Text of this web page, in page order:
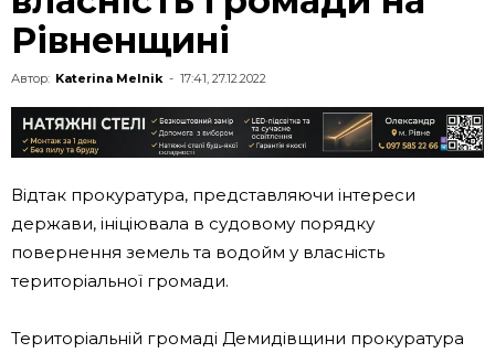
Рівненщині
Автор: Katerina Melnik - 17:41, 27.12.2022
Відтак прокуратура, представляючи інтереси
держави, ініціювала в судовому порядку
повернення земель та водойм у власність
територіальної громади.
Територіальній громаді Демидівщини прокуратура